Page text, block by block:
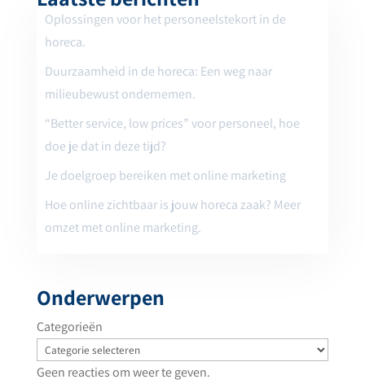
Oplossingen voor het personeelstekort in de
horeca.
Duurzaamheid in de horeca: Een weg naar
milieubewust ondernemen.
“Better service, low prices” voor personeel, hoe
doe je dat in deze tijd?
Je doelgroep bereiken met online marketing
Hoe online zichtbaar is jouw horeca zaak? Meer
omzet met online marketing.
Onderwerpen
Categorieën
Geen reacties om weer te geven.